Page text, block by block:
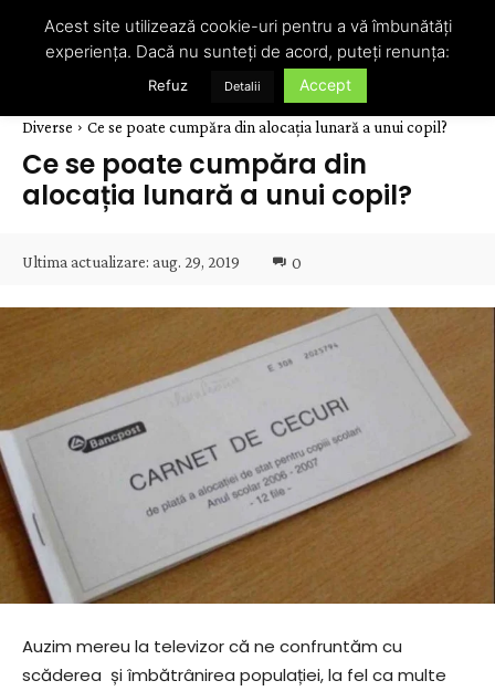
Diverse Ce se poate cumpăra din alocația lunară a unui copil?
Ce se poate cumpăra din
alocația lunară a unui copil?
Ultima actualizare: aug. 29, 2019 0
Auzim mereu la televizor că ne confruntăm cu
scăderea și îmbătrânirea populației, la fel ca multe
Acest site utilizează cookie-uri pentru a vă îmbunătăți
experiența. Dacă nu sunteți de acord, puteți renunța:
Refuz Detalii Accept